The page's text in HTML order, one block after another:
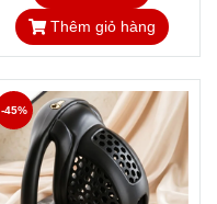
Thêm giỏ hàng
-45%